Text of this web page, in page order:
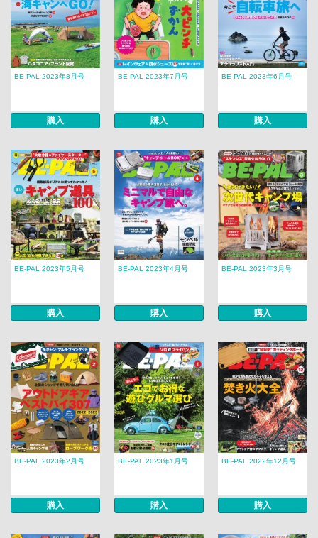
BE-PAL 2023年8月号
購入
BE-PAL 2023年7月号
購入
BE-PAL 2023年6月号
購入
BE-PAL 2023年5月号
購入
BE-PAL 2023年4月号
購入
BE-PAL 2023年3月号
購入
BE-PAL 2023年2月号
購入
BE-PAL 2023年1月号
購入
BE-PAL 2022年12月号
購入